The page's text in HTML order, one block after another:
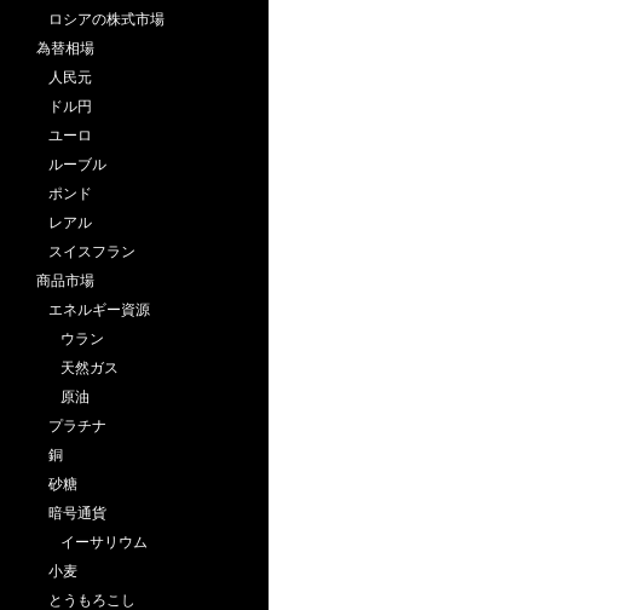
ロシアの株式市場
為替相場
人民元
ドル円
ユーロ
ルーブル
ポンド
レアル
スイスフラン
商品市場
エネルギー資源
ウラン
天然ガス
原油
プラチナ
銅
砂糖
暗号通貨
イーサリウム
小麦
とうもろこし